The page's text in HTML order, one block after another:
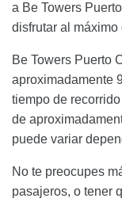
a Be Towers
disfrutar al máximo
Be Towers Puerto
aproximadamente
tiempo de
de
puede variar
No te preocupes
pasajeros, o tener